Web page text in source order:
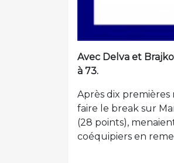
Avec Delva et
à 73.
Après dix
faire le break sur
(28 points),
coéquipiers en